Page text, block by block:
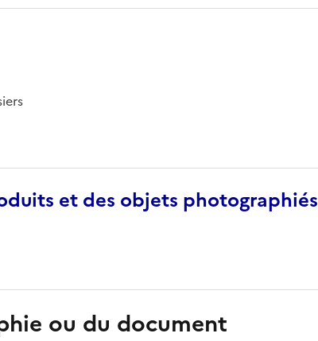
et des objets photographiés
ou du document